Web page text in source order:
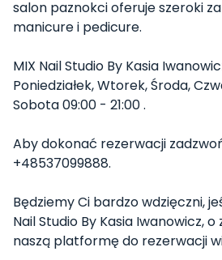
salon paznokci oferuje szeroki
manicure i pedicure.
MIX Nail Studio By Kasia
Poniedziałek, Wtorek, Środa,
Sobota 09:00 - 21:00 .
Aby dokonać rezerwacji
+48537099888.
Będziemy Ci bardzo wdzięczni,
Nail Studio By Kasia Iwanowicz,
naszą platformę do rezerwacji